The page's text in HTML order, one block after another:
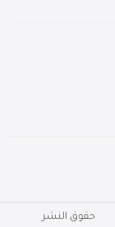
حقوق النشر